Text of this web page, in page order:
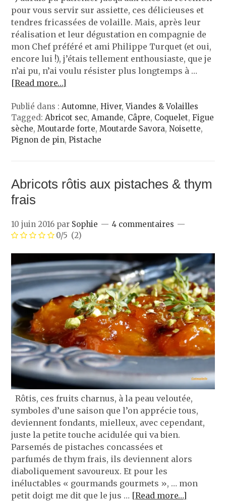
pour vous servir sur assiette, ces délicieuses et
tendres fricassées de volaille. Mais, après leur
réalisation et leur dégustation en compagnie de
mon Chef préféré et ami Philippe Turquet (et oui,
encore lui !), j’étais tellement enthousiaste, que je
n’ai pu, n’ai voulu résister plus longtemps à …
[Read more…]
Publié dans :Automne,Hiver,Viandes & Volailles
Tagged:Abricot sec,Amande, Câpre, Coquelet,Figue
sèche,Moutarde forte,Moutarde Savora,Noisette,
Pignon de pin,Pistache
Abricots rôtis aux pistaches & thym
frais
10 juin 2016 par Sophie
4 commentaires
0/5 (2)
Rôtis, ces fruits charnus, à la peau veloutée,
symboles d’une saison que l’on apprécie tous,
deviennent fondants, mielleux, avec cependant,
juste la petite touche acidulée qui va bien.
Parsemés de pistaches concassées et
parfumés de thym frais, ils deviennent alors
diaboliquement savoureux. Et pour les
inéluctables « gourmands gourmets », … mon
petit doigt me dit que le jus … [Read more…]